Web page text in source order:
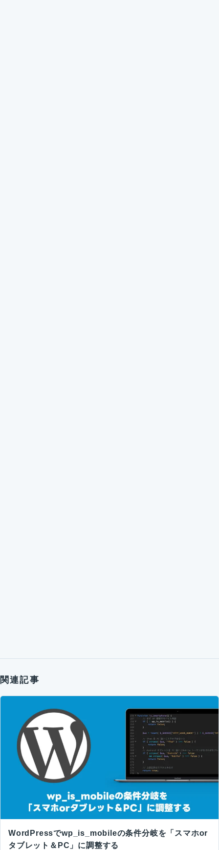
関連記事
WordPressでwp_is_mobileの条件分岐を「スマホor
タブレット＆PC」に調整する